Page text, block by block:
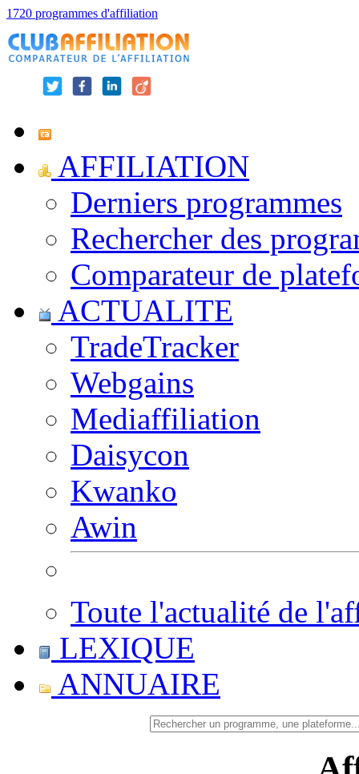
1720 programmes d'affiliation
AFFILIATION
Derniers programmes
Rechercher des
Comparateur de
ACTUALITE
TradeTracker
Webgains
Mediaffiliation
Daisycon
Kwanko
Awin
Toute l'actualité de
LEXIQUE
ANNUAIRE